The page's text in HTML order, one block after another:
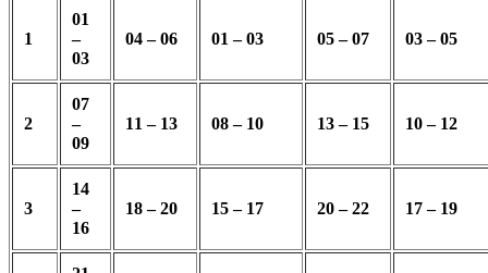
1
01
–
03
04 – 06 01 – 03 05 – 07 03 – 05
2
07
–
09
11 – 13 08 – 10 13 – 15 10 – 12
3
14
–
16
18 – 20 15 – 17 20 – 22 17 – 19